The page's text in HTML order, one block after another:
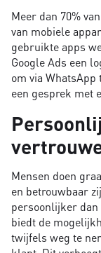
Meer dan 70%
van mobiele
gebruikte apps
Google Ads een
om via
een gesprek met
Mensen doen
en betrouwbaar
persoonlijker
biedt de
twijfels weg te